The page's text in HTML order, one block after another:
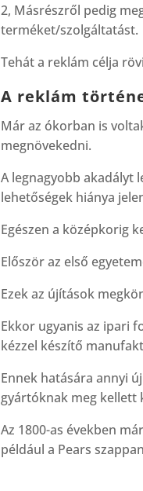
2, Másrészről pedig
terméket/szolgáltatást.
Tehát a reklám célja
A reklám
Már az ókorban is
megnövekedni.
A legnagyobb akadályt
lehetőségek hiánya
Egészen a középkorig
Először az első
Ezek az újítások
Ekkor ugyanis az ipari
kézzel készítő
Ennek hatására annyi
gyártóknak meg
Az 1800-as években
például a Pears